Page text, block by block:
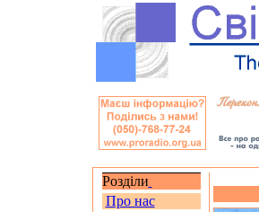
Розділи
Про нас